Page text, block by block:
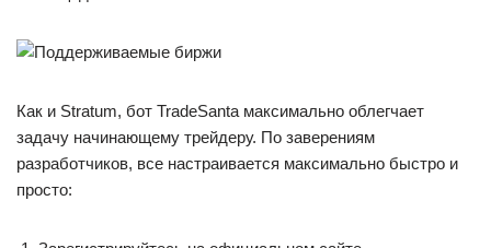
Как и Stratum, бот TradeSanta максимально облегчает
задачу начинающему трейдеру. По заверениям
разработчиков, все настраивается максимально быстро и
просто: